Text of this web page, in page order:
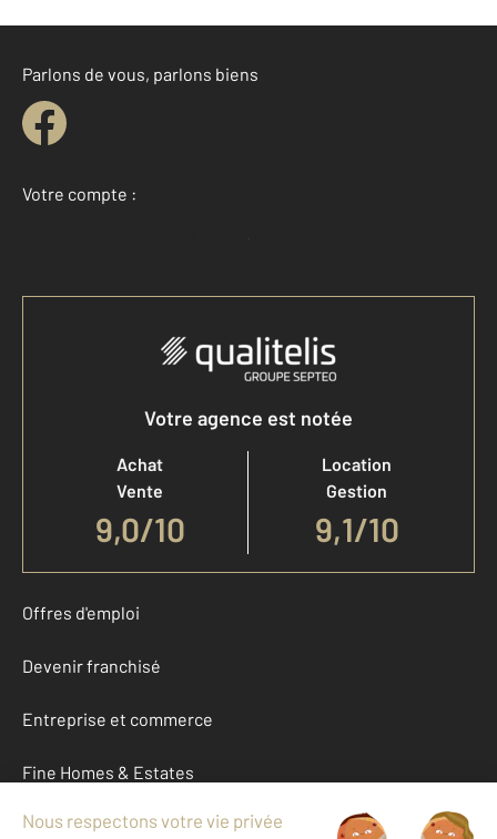
Parlons de vous, parlons biens
Votre compte :
Accéder à mon compte
Votre agence est notée
Achat
Vente
9,0/10
Location
Gestion
9,1/10
Offres d'emploi
Devenir franchisé
Entreprise et commerce
Fine Homes & Estates
À propos